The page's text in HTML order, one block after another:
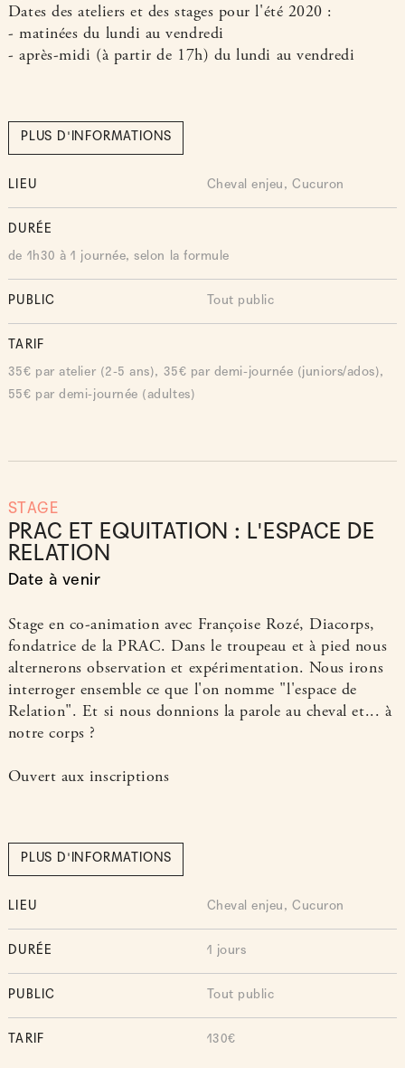
Dates des ateliers et des stages pour l'été 2020 :
- matinées du lundi au vendredi
- après-midi (à partir de 17h) du lundi au vendredi
PLUS D'INFORMATIONS
LIEU Cheval enjeu, Cucuron
DURÉE
de 1h30 à 1 journée, selon la formule
PUBLIC Tout public
TARIF
35€ par atelier (2-5 ans), 35€ par demi-journée (juniors/ados),
55€ par demi-journée (adultes)
STAGE
PRAC ET EQUITATION : L'ESPACE DE
RELATION
Date à venir
Stage en co-animation avec Françoise Rozé, Diacorps,
fondatrice de la PRAC. Dans le troupeau et à pied nous
alternerons observation et expérimentation. Nous irons
interroger ensemble ce que l'on nomme "l'espace de
Relation". Et si nous donnions la parole au cheval et... à
notre corps ?
Ouvert aux inscriptions
PLUS D'INFORMATIONS
LIEU Cheval enjeu, Cucuron
DURÉE 1 jours
PUBLIC Tout public
TARIF 130€